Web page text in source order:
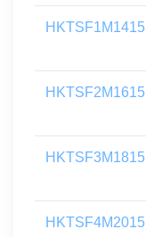
HKTSF1M1415
HKTSF2M1615
HKTSF3M1815
HKTSF4M2015